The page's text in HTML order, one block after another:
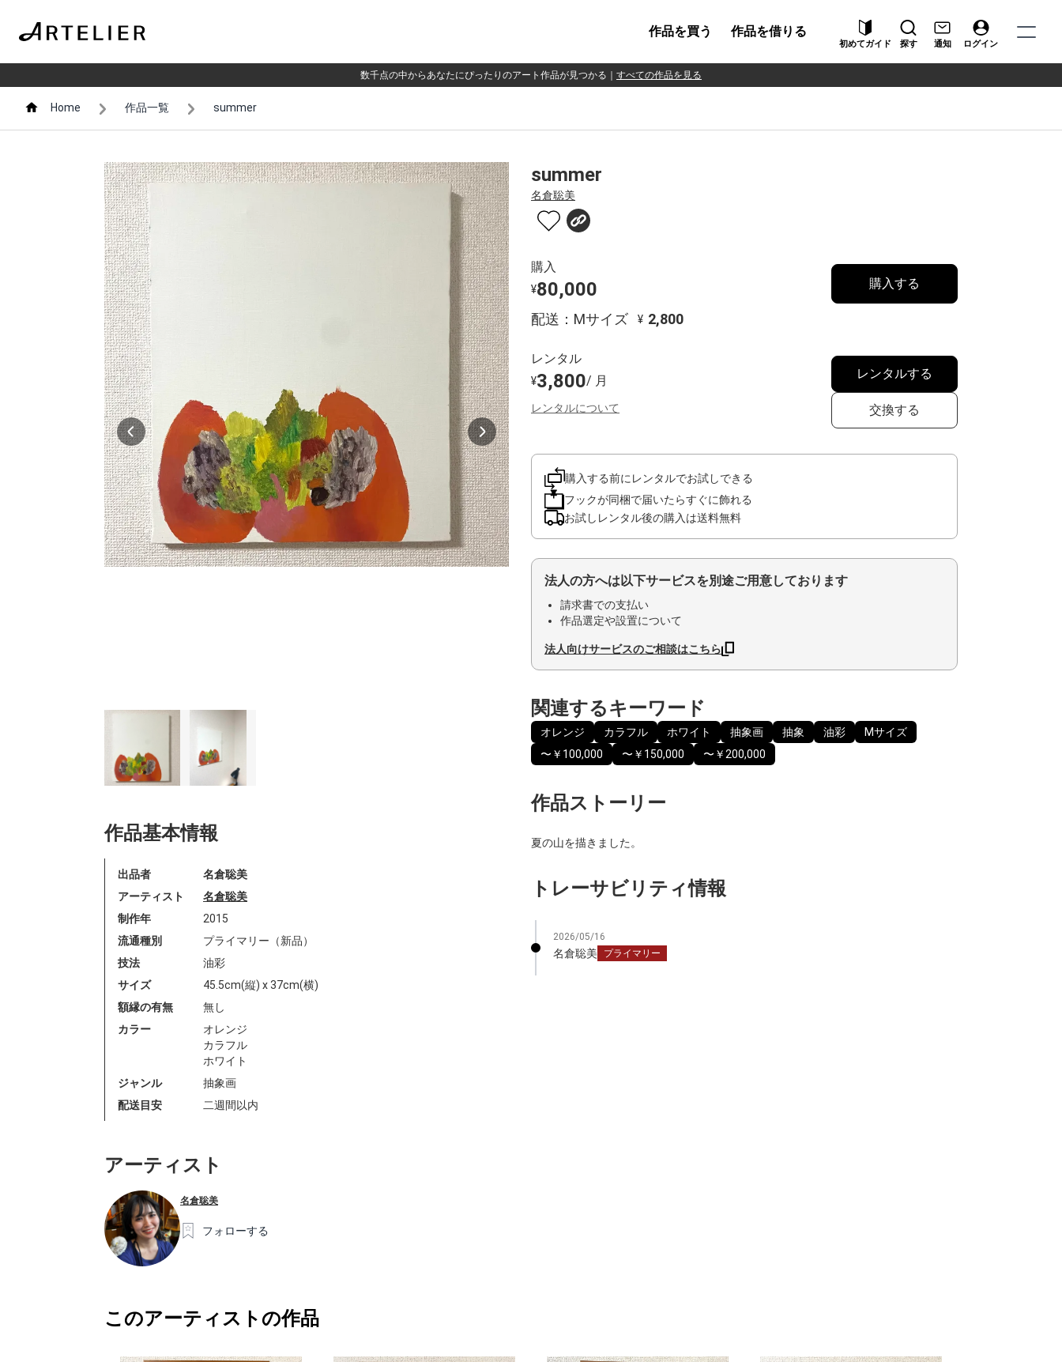
作品を買う 作品を借りる
初めてガイド 探す 通知 ログイン
数千点の中からあなたにぴったりのアート作品が見つかる すべての作品を見る
Home 作品一覧 summer
作品基本情報
出品者
名倉聡美
アーティスト
名倉聡美
制作年
2015
流通種別
プライマリー（新品）
技法
油彩
サイズ
45.5cm(縦) x 37cm(横)
額縁の有無
無し
カラー
オレンジ
カラフル
ホワイト
ジャンル
抽象画
配送目安
二週間以内
アーティスト
名倉聡美
フォローする
summer
名倉聡美
購入
¥80,000
配送：Mサイズ ¥ 2,800
購入する
レンタル
¥3,800/ 月
レンタルについて
レンタルする
交換する
購入する前にレンタルでお試しできる
フックが同梱で届いたらすぐに飾れる
お試しレンタル後の購入は送料無料
法人の方へは以下サービスを別途ご用意しております
請求書での支払い
作品選定や設置について
法人向けサービスのご相談はこちら
関連するキーワード
オレンジ カラフル ホワイト 抽象画 抽象 油彩
Mサイズ
〜￥100,000
〜￥150,000 〜￥200,000
作品ストーリー
夏の山を描きました。
トレーサビリティ情報
2026/05/16
名倉聡美 プライマリー
このアーティストの作品